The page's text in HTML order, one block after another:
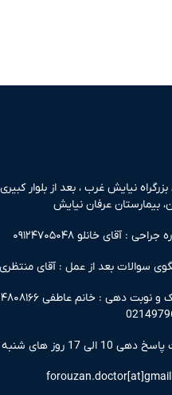
بزرگراه نیایش غرب ، بعد از بلوار
بیمارستان عرفان نیایش
: آقای خانلو ۰۹۱۲۴۷۰۵۰۴۸
سوالات بعد از عمل : آقای منتظری 09304516119
الی 17 روز های شنبه الی چهارشنبه